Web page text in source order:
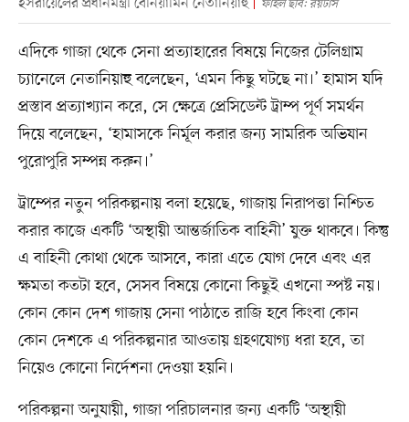
ফাইল ছবি: রয়টার্স
এদিকে গাজা থেকে সেনা প্রত্যাহারের বিষয়ে নিজের টেলিগ্রাম
চ্যানেলে নেতানিয়াহু বলেছেন, ‘এমন কিছু ঘটছে না।’ হামাস যদি
প্রস্তাব প্রত্যাখ্যান করে, সে ক্ষেত্রে প্রেসিডেন্ট ট্রাম্প পূর্ণ সমর্থন
দিয়ে বলেছেন, ‘হামাসকে নির্মূল করার জন্য সামরিক অভিযান
পুরোপুরি সম্পন্ন করুন।’
ট্রাম্পের নতুন পরিকল্পনায় বলা হয়েছে, গাজায় নিরাপত্তা নিশ্চিত
করার কাজে একটি ‘অস্থায়ী আন্তর্জাতিক বাহিনী’ যুক্ত থাকবে। কিন্তু
এ বাহিনী কোথা থেকে আসবে, কারা এতে যোগ দেবে এবং এর
ক্ষমতা কতটা হবে, সেসব বিষয়ে কোনো কিছুই এখনো স্পষ্ট নয়।
কোন কোন দেশ গাজায় সেনা পাঠাতে রাজি হবে কিংবা কোন
কোন দেশকে এ পরিকল্পনার আওতায় গ্রহণযোগ্য ধরা হবে, তা
নিয়েও কোনো নির্দেশনা দেওয়া হয়নি।
পরিকল্পনা অনুযায়ী, গাজা পরিচালনার জন্য একটি ‘অস্থায়ী